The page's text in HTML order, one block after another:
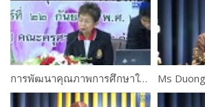
การพัฒนาคุณภาพการศึกษาในสถาบันศึกษา : ครูกับการประกันคุณภาพการศึกษา โดย ดร.นิทรา ฉิ่นไพศาล